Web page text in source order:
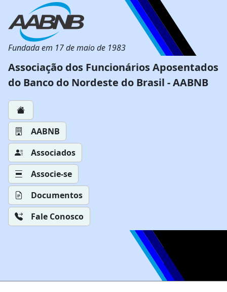
Fundada em 17 de maio de 1983
Associação dos Funcionários Aposentados
do Banco do Nordeste do Brasil - AABNB
AABNB
Associados
Associe-se
Documentos
Fale Conosco